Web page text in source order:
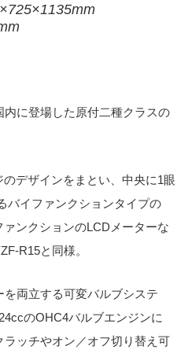
内に登場した原付二種クラスの
デザインをまとい、中央に1眼
バイファンクションタイプの
ンクションのLCDメーターな
R15と同様。
両立する可変バルブシステ
のOHC4バルブエンジンに
ッチやオン／オフ切り替え可